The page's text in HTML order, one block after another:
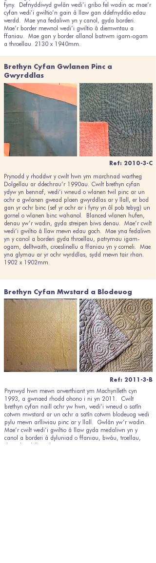
fyny. Defnyddiwyd gwlân wedi’i gribo fel wadin ac mae’r
cyfan wedi’i gwiltio’n gain â llaw gan ddefnyddio edau
werdd. Mae yna fedaliwn yn y canol, gyda borderi.
Mae’r border mewnol wedi’i gwiltio â diemwntau a
ffaniau. Mae gan y border allanol batrwm igam-ogam
a throellau. 2130 x 1940mm.
Brethyn Cyfan Gwlanen Pinc a
Gwyrddlas
Ref: 2010-3-C
Prynodd y rhoddwr y cwilt hwn ym marchnad wartheg
Dolgellau ar ddechrau’r 1990au. Cwilt brethyn cyfan
ydyw yn bennaf, wedi’i wneud o wlanen twil pinc ar un
ochr a gwlanen gwead plaen gwyrddlas ar y llall, er bod
gan yr ochr binc (sef yr ochr ar i fyny yn ôl pob tebyg) un
gornel o wlanen binc wahanol. Blanced wlanen hufen,
denau yw’r wadin, gyda streipen biws denau. Mae’r cwilt
wedi’i gwiltio â llaw mewn edau goch. Mae yna fedaliwn
yn y canol a borderi gyda throellau, patrymau igam-
ogam, delltwaith, croeslinellu a ffaniau yn y corneli. Mae
yna glymau ar yr ochr wyrddlas, sydd mewn tair rhan.
1902 x 1902mm.
Brethyn Cyfan Mwstard a Blodeuog
Ref: 2011-3-B
Prynwyd hwn mewn arwerthiant ym Machynlleth cyn
1993, a gwnaed rhodd ohono i ni yn 2011. Cwilt
brethyn cyfan naill ochr yw hwn, wedi’i wneud o satîn
cotwm mwstard ar un ochr a satîn cotwm blodeuog wedi
pylu mewn arlliwiau pinc ar y llall. Gwlân yw’r wadin.
Mae’r cwilt wedi’i gwiltio â llaw gyda medaliwn yn y
canol a borderi â dyluniad o ffaniau, bwâu, troellau,
rhosod a delltwaith. 2170 x 1950mm.